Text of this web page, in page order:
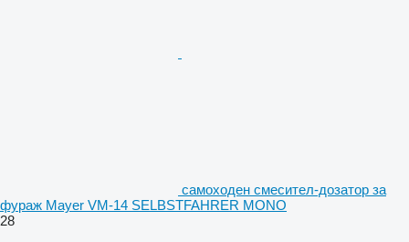
самоходен смесител-дозатор за
фураж Mayer VM-14 SELBSTFAHRER MONO
28